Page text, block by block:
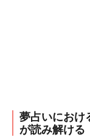
夢占いにお
が読み解ける